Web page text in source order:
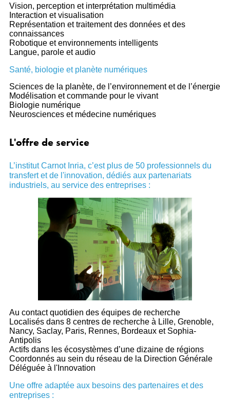
Vision, perception et interprétation multimédia
Interaction et visualisation
Représentation et traitement des données et des
connaissances
Robotique et environnements intelligents
Langue, parole et audio
Santé, biologie et planète numériques
Sciences de la planète, de l’environnement et de l’énergie
Modélisation et commande pour le vivant
Biologie numérique
Neurosciences et médecine numériques
L'offre de service
L’institut Carnot Inria, c’est plus de 50 professionnels du
transfert et de l'innovation, dédiés aux partenariats
industriels, au service des entreprises :
Au contact quotidien des équipes de recherche
Localisés dans 8 centres de recherche à Lille, Grenoble,
Nancy, Saclay, Paris, Rennes, Bordeaux et Sophia-
Antipolis
Actifs dans les écosystèmes d’une dizaine de régions
Coordonnés au sein du réseau de la Direction Générale
Déléguée à l'Innovation
Une offre adaptée aux besoins des partenaires et des
entreprises :